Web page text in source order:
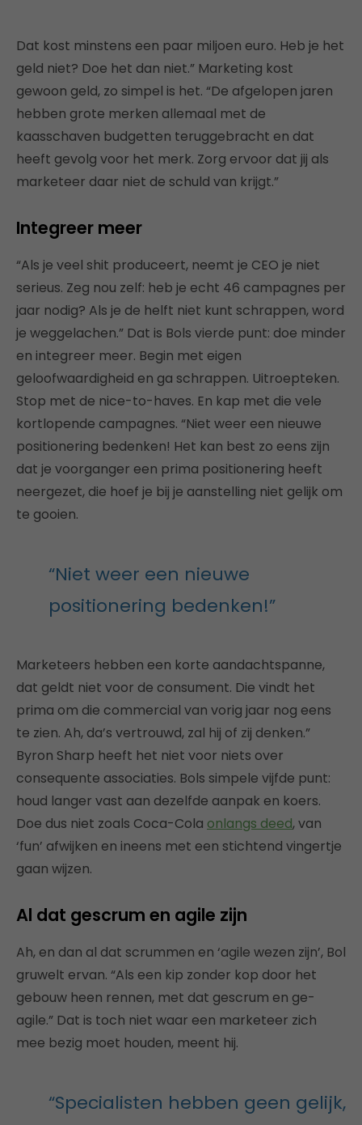
Dat kost minstens een paar miljoen euro. Heb je het
geld niet? Doe het dan niet.” Marketing kost
gewoon geld, zo simpel is het. “De afgelopen jaren
hebben grote merken allemaal met de
kaasschaven budgetten teruggebracht en dat
heeft gevolg voor het merk. Zorg ervoor dat jij als
marketeer daar niet de schuld van krijgt.”
Integreer meer
“Als je veel shit produceert, neemt je CEO je niet
serieus. Zeg nou zelf: heb je echt 46 campagnes per
jaar nodig? Als je de helft niet kunt schrappen, word
je weggelachen.” Dat is Bols vierde punt: doe minder
en integreer meer. Begin met eigen
geloofwaardigheid en ga schrappen. Uitroepteken.
Stop met de nice-to-haves. En kap met die vele
kortlopende campagnes. “Niet weer een nieuwe
positionering bedenken! Het kan best zo eens zijn
dat je voorganger een prima positionering heeft
neergezet, die hoef je bij je aanstelling niet gelijk om
te gooien.
“Niet weer een nieuwe
positionering bedenken!”
Marketeers hebben een korte aandachtspanne,
dat geldt niet voor de consument. Die vindt het
prima om die commercial van vorig jaar nog eens
te zien. Ah, da’s vertrouwd, zal hij of zij denken.”
Byron Sharp heeft het niet voor niets over
consequente associaties. Bols simpele vijfde punt:
houd langer vast aan dezelfde aanpak en koers.
Doe dus niet zoals Coca-Cola onlangs deed, van
‘fun’ afwijken en ineens met een stichtend vingertje
gaan wijzen.
Al dat gescrum en agile zijn
Ah, en dan al dat scrummen en ‘agile wezen zijn’, Bol
gruwelt ervan. “Als een kip zonder kop door het
gebouw heen rennen, met dat gescrum en ge-
agile.” Dat is toch niet waar een marketeer zich
mee bezig moet houden, meent hij.
“Specialisten hebben geen gelijk,